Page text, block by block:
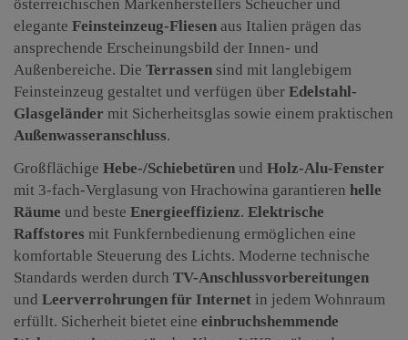
österreichischen Markenherstellers Scheucher und
elegante Feinsteinzeug-Fliesen aus Italien prägen das
ansprechende Erscheinungsbild der Innen- und
Außenbereiche. Die Terrassen sind mit langlebigem
Feinsteinzeug gestaltet und verfügen über Edelstahl-
Glasgeländer mit Sicherheitsglas sowie einem praktischen
Außenwasseranschluss.
Großflächige Hebe-/Schiebetüren und Holz-Alu-Fenster
mit 3-fach-Verglasung von Hrachowina garantieren helle
Räume und beste Energieeffizienz. Elektrische
Raffstores mit Funkfernbedienung ermöglichen eine
komfortable Steuerung des Lichts. Moderne technische
Standards werden durch TV-Anschlussvorbereitungen
und Leerverrohrungen für Internet in jedem Wohnraum
erfüllt. Sicherheit bietet eine einbruchshemmende